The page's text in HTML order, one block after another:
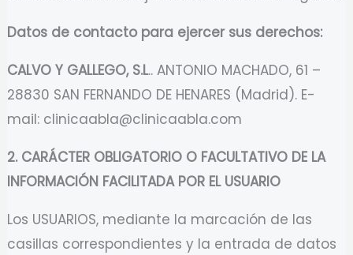
Datos de contacto para ejercer sus derechos:
CALVO Y GALLEGO, S.L.. ANTONIO MACHADO, 61 –
28830 SAN FERNANDO DE HENARES (Madrid). E-
mail: clinicaabla@clinicaabla.com
2. CARÁCTER OBLIGATORIO O FACULTATIVO DE LA
INFORMACIÓN FACILITADA POR EL USUARIO
Los USUARIOS, mediante la marcación de las
casillas correspondientes y la entrada de datos